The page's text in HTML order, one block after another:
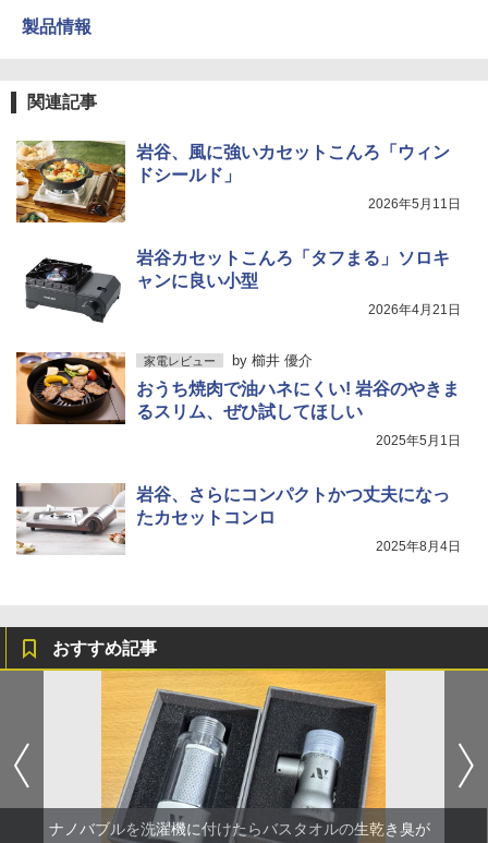
製品情報
関連記事
岩谷、風に強いカセットこんろ「ウィン
ドシールド」
2026年5月11日
岩谷カセットこんろ「タフまる」ソロキ
ャンに良い小型
2026年4月21日
家電レビュー by 櫛井 優介
おうち焼肉で油ハネにくい! 岩谷のやきま
るスリム、ぜひ試してほしい
2025年5月1日
岩谷、さらにコンパクトかつ丈夫になっ
たカセットコンロ
2025年8月4日
おすすめ記事
ナノバブルを洗濯機に付けたらバスタオルの生乾き臭が